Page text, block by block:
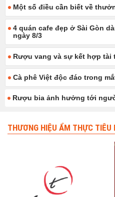
Một số điều cần biết về
4 quán cafe đẹp ở Sài Gòn
ngày 8/3
Rượu vang và sự kết hợp tài
Cà phê Việt độc đáo trong
Rượu bia ảnh hưởng tới
THƯƠNG HIỆU ẨM THỰC TIÊU